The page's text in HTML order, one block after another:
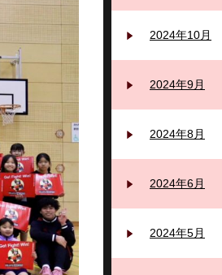
2024年10月
2024年9月
2024年8月
2024年6月
2024年5月